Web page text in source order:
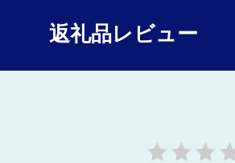
返礼品レビュー